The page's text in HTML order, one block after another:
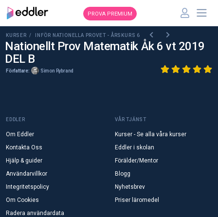
PROVA PREMIUM
KURSER / INFÖR NATIONELLA PROVET - ÅRSKURS 6
Nationellt Prov Matematik Åk 6 vt 2019
DEL B
Författare: Simon Rybrand
EDDLER
Om Eddler
Kontakta Oss
Hjälp & guider
Användarvillkor
Integritetspolicy
Om Cookies
Radera användardata
VÅR TJÄNST
Kurser - Se alla våra kurser
Eddler i skolan
Förälder/Mentor
Blogg
Nyhetsbrev
Priser läromedel